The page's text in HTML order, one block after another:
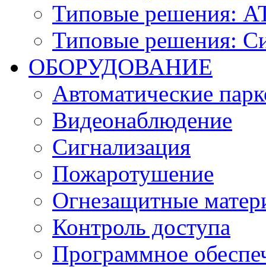
Типовые решения:
Типовые решения:
ОБОРУДОВАНИЕ
Автоматические
Видеонаблюдение
Сигнализация
Пожаротушение
Огнезащитные
Контроль доступа
Программное